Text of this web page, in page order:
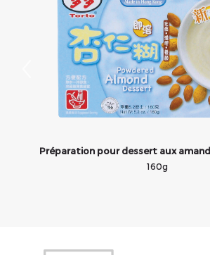
Préparation pour dessert aux
160g